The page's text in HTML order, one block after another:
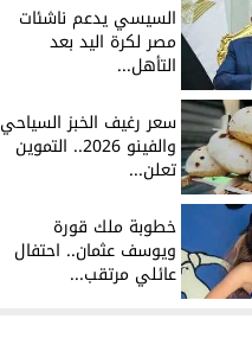
السيسي يدعم ناشئات
مصر لكرة اليد بعد
التأهل...
سعر رغيف الخبز السياحي
والفينو 2026.. التموين
تعلن...
خطوبة ملك قورة
ويوسف عثمان.. احتفال
عائلي مرتقب...